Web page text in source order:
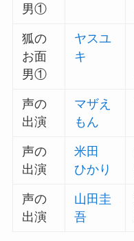
男①
狐の
お面
男①
ヤスユ
キ
声の
出演
マザえ
もん
声の
出演
米田
ひかり
声の
出演
山田圭
吾